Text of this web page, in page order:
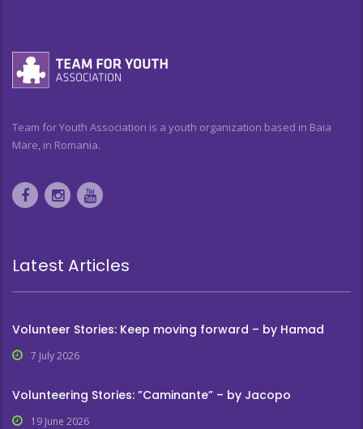
Team for Youth Association is a youth organization based in Baia
Mare, in Romania.
Latest Articles
Volunteer Stories: Keep moving forward – by Hamad
7 July 2026
Volunteering Stories: ”Caminante” – by Jacopo
19 June 2026